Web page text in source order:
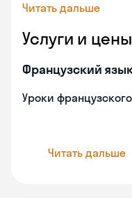
Читать дальше
Услуги и цены
Французский
Уроки французского
Читать дальше